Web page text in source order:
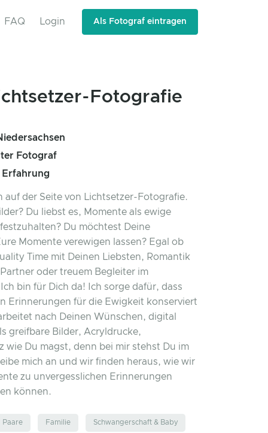
FAQ Login Als Fotograf eintragen
Fotografie
Fotograf
Erfahrung
auf der Seite von Lichtsetzer-Fotografie.
Du liebst es, Momente als ewige
Du möchtest Deine
Momente verewigen lassen? Egal ob
Time mit Deinen Liebsten, Romantik
oder treuem Begleiter im
bin für Dich da! Ich sorge dafür, dass
Erinnerungen für die Ewigkeit konserviert
nach Deinen Wünschen, digital
greifbare Bilder, Acryldrucke,
wie Du magst, denn bei mir stehst Du im
mich an und wir finden heraus, wie wir
zu unvergesslichen Erinnerungen
können.
Paare Familie Schwangerschaft & Baby